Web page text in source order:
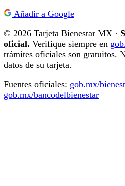
Añadir a Google
© 2026 Tarjeta Bienestar MX ·
oficial. Verifique siempre en
trámites oficiales son gratuitos.
datos de su tarjeta.
Fuentes oficiales: gob.mx/
gob.mx/bancodelbienestar